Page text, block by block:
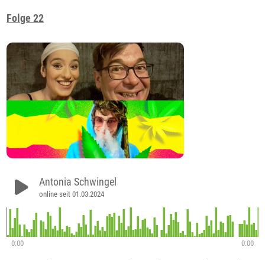
Folge 22
Antonia Schwingel
online seit 01.03.2024
0:00
0:00